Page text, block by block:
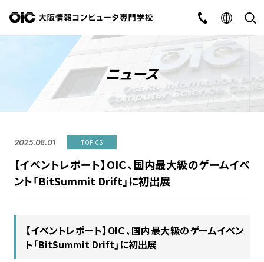
ニュース
2025.08.01 TOPICS
【イベントレポート】OIＣ、国内最大級のゲームイベ
ント「BitSummit Drift」に初出展
【イベントレポート】OIＣ、国内最大級のゲームイベン
ト「BitSummit Drift」に初出展